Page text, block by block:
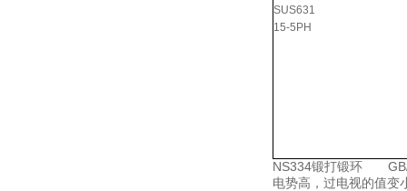
SUS631
15-5PH
NS334锻打锻环 GB/T
电势高，过电视的值变